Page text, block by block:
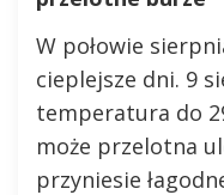
W połowie
cieplejsze dni. 9
temperatura do
może przelotna
przyniesie